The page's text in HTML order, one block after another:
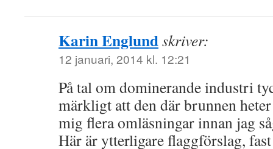
Karin Englundskriver:
12 januari, 2014 kl. 12:21
På tal om dominerande industri
märkligt att den där brunnen
mig flera omläsningar innan jag
Här är ytterligare flaggförslag,